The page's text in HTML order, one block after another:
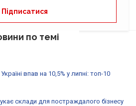
по темі
впав на 10,5% у липні: топ-10
склади для постраждалого бізнесу